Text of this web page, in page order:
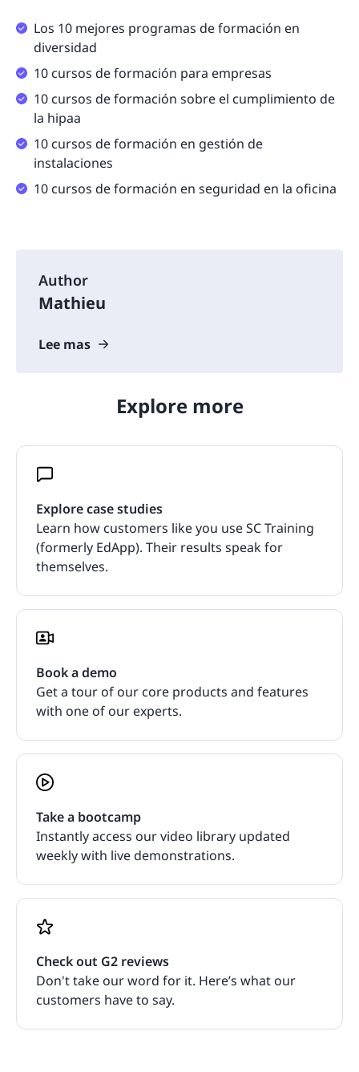
Los 10 mejores programas de formación en
diversidad
10 cursos de formación para empresas
10 cursos de formación sobre el cumplimiento de
la hipaa
10 cursos de formación en gestión de
instalaciones
10 cursos de formación en seguridad en la oficina
Author
Mathieu
Lee mas
Explore more
Explore case studies
Learn how customers like you use SC Training
(formerly EdApp). Their results speak for
themselves.
Book a demo
Get a tour of our core products and features
with one of our experts.
Take a bootcamp
Instantly access our video library updated
weekly with live demonstrations.
Check out G2 reviews
Don't take our word for it. Here’s what our
customers have to say.